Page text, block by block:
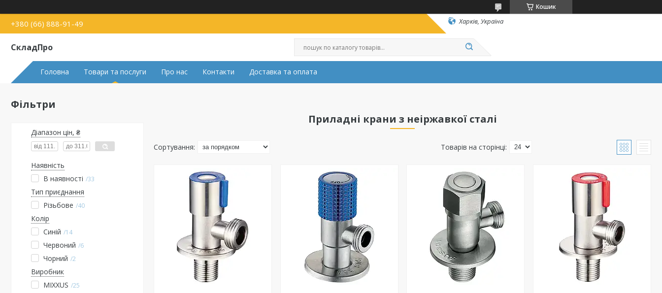
Кошик
+380 (66) 888-91-49 Харків, Україна
СкладПро
Головна Товари та послуги Про нас Контакти Доставка та оплата
Фільтри
Діапазон цін, ₴
Наявність
В наявності 33
Тип приєднання
Різьбове
40
Колір
Синій
14
Червоний 6
Чорний 2
Виробник
MIXXUS 25
Приладні крани з неіржавкої сталі